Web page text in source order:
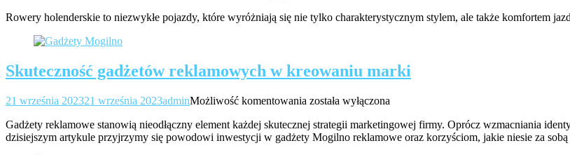
niesamowitych
holenderskich
Rowery holenderskie to niezwykłe pojazdy, które wyróżniają się nie tylko charakterystycznym stylem, ale także komfortem
Skuteczność gadżetów reklamowych w kreowaniu marki
21 września 202321 września 2023adminMożliwość komentowania Skuteczność
reklamowych
w
została wyłączona
Gadżety reklamowe stanowią nieodłączny element każdej skutecznej strategii marketingowej firmy. Oprócz wzmacniania
dzisiejszym artykule przyjrzymy się powodowi inwestycji w gadżety Mogilno reklamowe oraz korzyściom, jakie niesie za sobą